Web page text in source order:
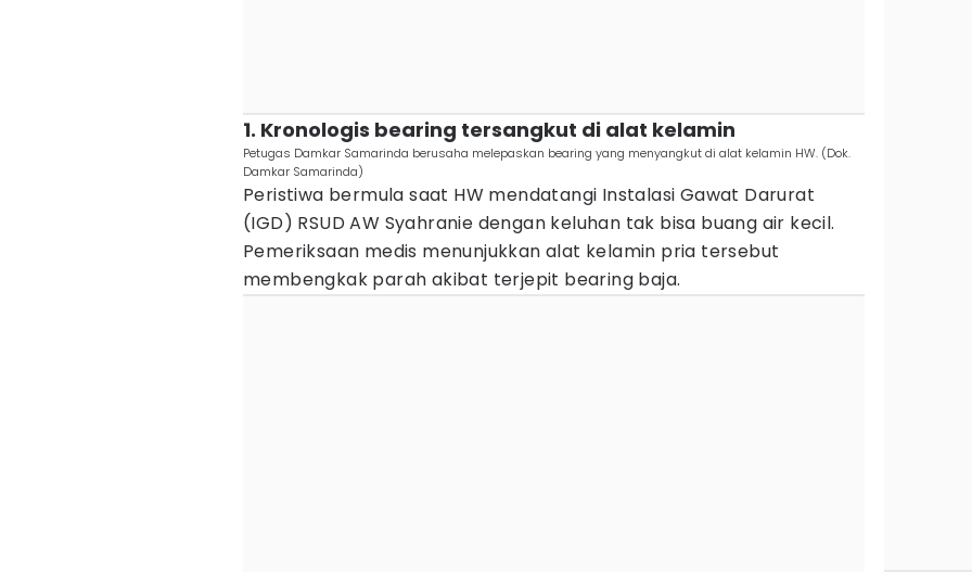
1. Kronologis bearing tersangkut di alat kelamin
Petugas Damkar Samarinda berusaha melepaskan bearing yang menyangkut di alat kelamin HW. (Dok.
Damkar Samarinda)
Peristiwa bermula saat HW mendatangi Instalasi Gawat Darurat
(IGD) RSUD AW Syahranie dengan keluhan tak bisa buang air kecil.
Pemeriksaan medis menunjukkan alat kelamin pria tersebut
membengkak parah akibat terjepit bearing baja.